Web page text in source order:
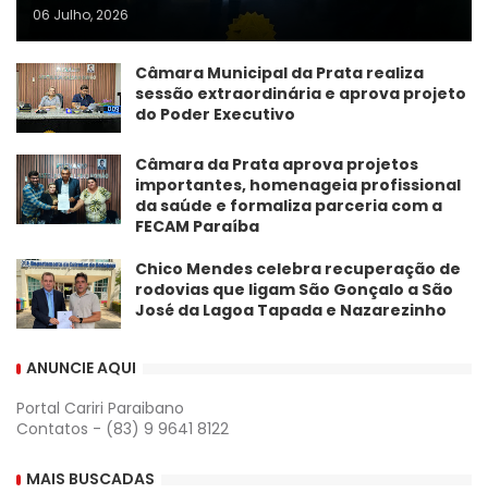
06 Julho, 2026
Câmara Municipal da Prata realiza
sessão extraordinária e aprova projeto
do Poder Executivo
​Câmara da Prata aprova projetos
importantes, homenageia profissional
da saúde e formaliza parceria com a
FECAM Paraíba
Chico Mendes celebra recuperação de
rodovias que ligam São Gonçalo a São
José da Lagoa Tapada e Nazarezinho
ANUNCIE AQUI
Portal Cariri Paraibano
Contatos - (83) 9 9641 8122
MAIS BUSCADAS